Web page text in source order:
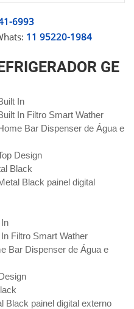
6993
11 95220-1984
GE
In
In Filtro Smart Wather
Bar Dispenser de Água e
Design
Black
Black painel digital
Filtro Smart Wather
Bar Dispenser de Água e
Black painel digital externo